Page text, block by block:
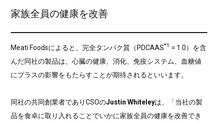
家族全員の健康を改善
Meati Foodsによると、完全タンパク質（PDCAAS*1 = 1.0）を含
んだ同社の製品は、心臓の健康、消化、免疫システム、血糖値
にプラスの影響をもたらすことが期待されるといいます。
同社の共同創業者でありCSOのJustin Whiteleyは、「当社の製
品を食卓に取り入れることでいかに家族全員の健康を改善でき